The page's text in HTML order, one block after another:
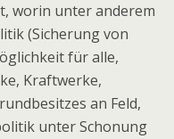
worin unter anderem
(Sicherung von
für alle,
Kraftwerke,
an Feld,
unter Schonung